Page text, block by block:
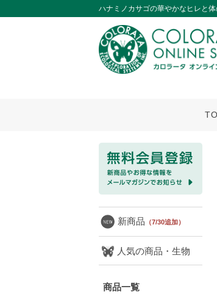
ハナミノカサゴの華やかなヒレと
新商品 （7/30追加）
人気の商品・生物
商品一覧